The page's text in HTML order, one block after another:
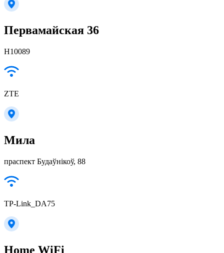
Первамайская 36
Н10089
ZTE
Мила
праспект Будаўнікоў, 88
TP-Link_DA75
Home WiFi